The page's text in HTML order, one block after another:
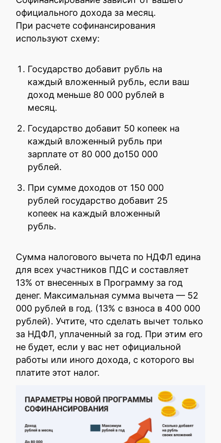
официального дохода за месяц.
При расчете софинансирования
используют схему:
Государство добавит рубль на
каждый вложенный рубль, если ваш
доход меньше 80 000 рублей в
месяц.
Государство добавит 50 копеек на
каждый вложенный рубль при
зарплате от 80 000 до150 000
рублей.
При сумме доходов от 150 000
рублей государство добавит 25
копеек на каждый вложенный
рубль.
Сумма налогового вычета по НДФЛ едина
для всех участников ПДС и составляет
13% от внесенных в Программу за год
денег. Максимальная сумма вычета — 52
000 рублей в год. (13% с взноса в 400 000
рублей). Учтите, что сделать вычет только
за НДФЛ, уплаченный за год. При этим его
не будет, если у вас нет официальной
работы или иного дохода, с которого вы
платите этот налог.